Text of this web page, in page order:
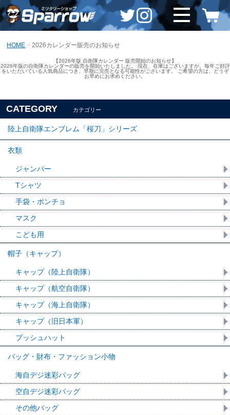
HOME 2026カレンダー販売のお知らせ
【2026年版 自衛隊カレンダー 販売開始のお知らせ】
2026年版の自衛隊カレンダーの販売を開始いたしました。 現在、在庫はございますが、毎年ご好評
をいただいている人気商品につき、早期に完売となる可能性がございます。 ご希望の方は、どうぞ
お早めにお求めください。
CATEGORY カテゴリー
陸上自衛隊エンブレム「桜刀」シリーズ
衣類
ジャンパー
Tシャツ
手袋・ポンチョ
マスク
こども用
帽子（キャップ）
キャップ（陸上自衛隊）
キャップ（航空自衛隊）
キャップ（海上自衛隊）
キャップ（旧日本軍）
ブッシュハット
バッグ・財布・ファッション小物
海自デジ迷彩バッグ
空自デジ迷彩バッグ
その他バッグ